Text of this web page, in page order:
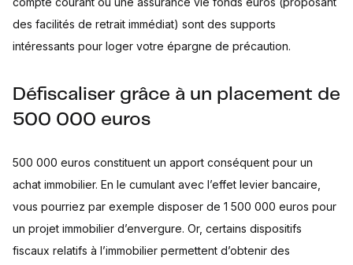
des facilités de retrait immédiat) sont des supports
intéressants pour loger votre épargne de précaution.
Défiscaliser grâce à un placement de
500 000 euros
500 000 euros constituent un apport conséquent pour un
achat immobilier. En le cumulant avec l’effet levier bancaire,
vous pourriez par exemple disposer de 1 500 000 euros pour
un projet immobilier d’envergure. Or, certains dispositifs
fiscaux relatifs à l’immobilier permettent d’obtenir des